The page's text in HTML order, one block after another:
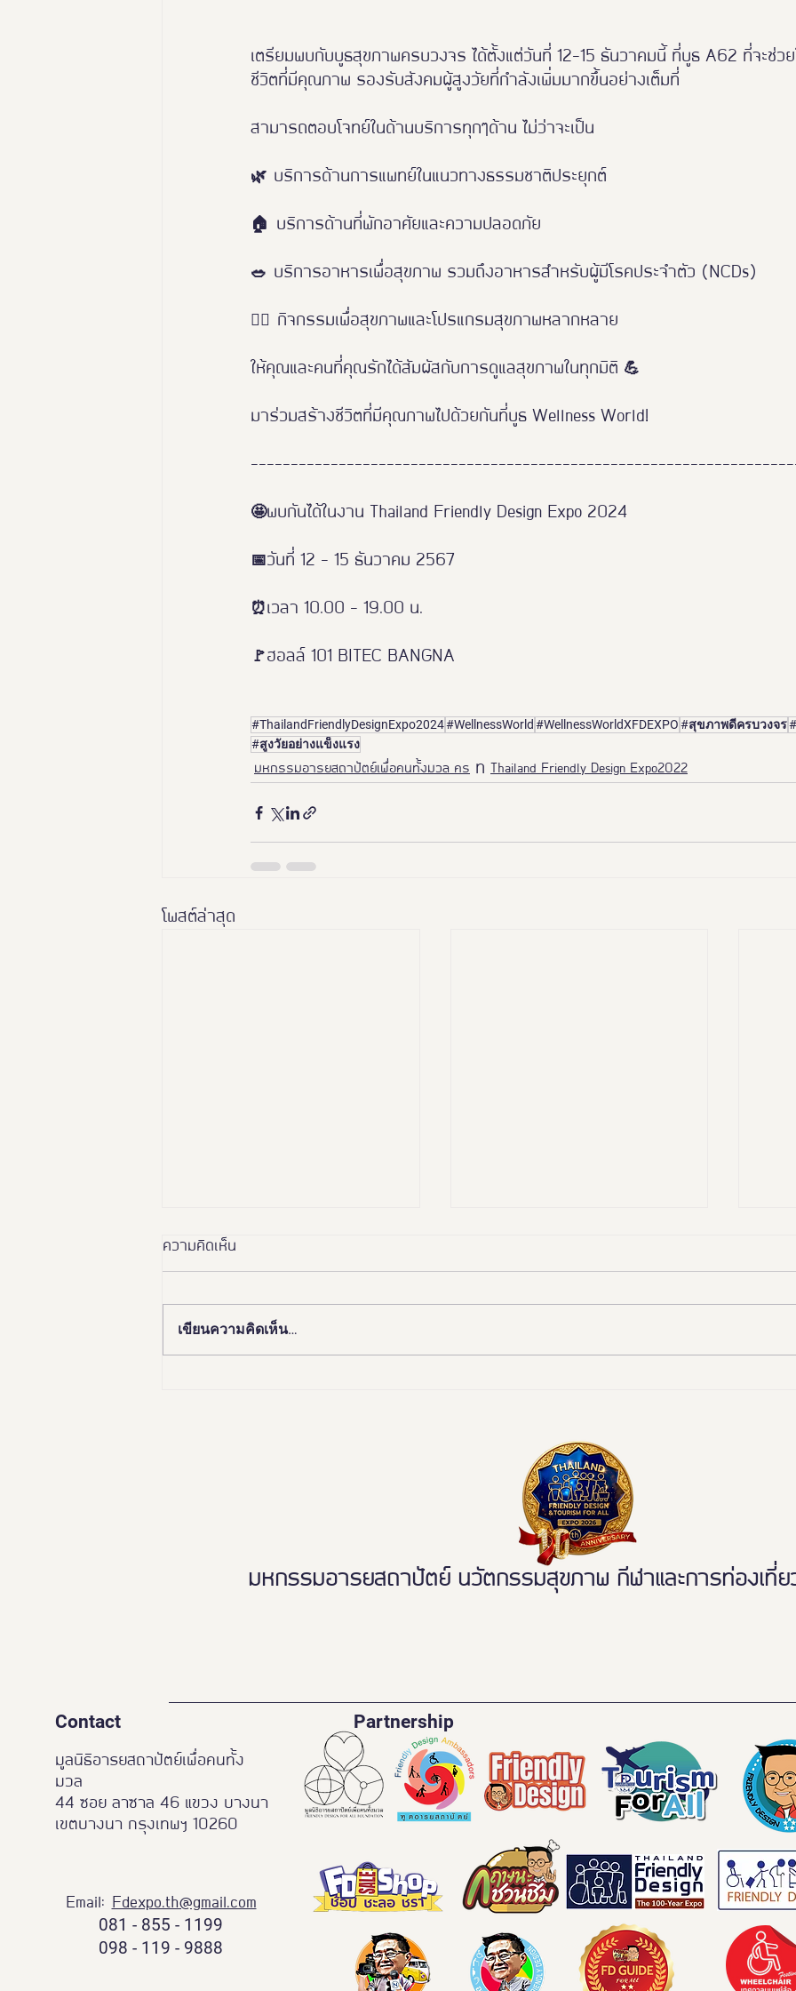
เตรียมพบกับบูธสุขภาพครบวงจร ได้ตั้งแต่วันที่ 12-15 ธันวาคมนี้ ที่บูธ A62 ที่จะช่ว
ชีวิตที่มีคุณภาพ รองรับสังคมผู้สูงวัยที่กำลังเพิ่มมากขึ้นอย่างเต็มที่
สามารถตอบโจทย์ในด้านบริการทุกๆด้าน ไม่ว่าจะเป็น
🌿 บริการด้านการแพทย์ในแนวทางธรรมชาติประยุกต์
🏠 บริการด้านที่พักอาศัยและความปลอดภัย
🥗 บริการอาหารเพื่อสุขภาพ รวมถึงอาหารสำหรับผู้มีโรคประจำตัว (NCDs)
🏃‍♀️ กิจกรรมเพื่อสุขภาพและโปรแกรมสุขภาพหลากหลาย
ให้คุณและคนที่คุณรักได้สัมผัสกับการดูแลสุขภาพในทุกมิติ 💪
มาร่วมสร้างชีวิตที่มีคุณภาพไปด้วยกันที่บูธ Wellness World!
🤩พบกันได้ในงาน Thailand Friendly Design Expo 2024
📅วันที่ 12 - 15 ธันวาคม 2567
⏰เวลา 10.00 - 19.00 น.
🚩ฮอลล์ 101 BITEC BANGNA
#ThailandFriendlyDesignExpo2024#WellnessWorld #WellnessWorldXFDEXPO#สุขภาพดีครบวงจร
#สูงวัยอย่างแข็งแรง
มหกรรมอารยสถาปัตย์เพื่อคนทั้งมวล คร Thailand Friendly Design Expo2022
โพสต์ล่าสุด
สุขภาพเพื่อคนทั้งมวล
ความคิดเห็น
เขียนความคิดเห็น…
มหกรรมอารยสถาปัตย์ นวัตกรรมสุขภาพ กีฬาและการท่องเที่ย
Contact
มูลนิธิอารยสถาปัตย์เพื่อคนทั้ง
มวล
44 ซอย ลาซาล 46 แขวง บางนา
เขตบางนา กรุงเทพฯ 10260
Email: Fdexpo.th@gmail.com
081 - 855 - 1199
098 - 119 - 9888
Partnership